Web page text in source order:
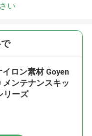
い
ロン素材 Goyen
メンテナンスキッ
リーズ